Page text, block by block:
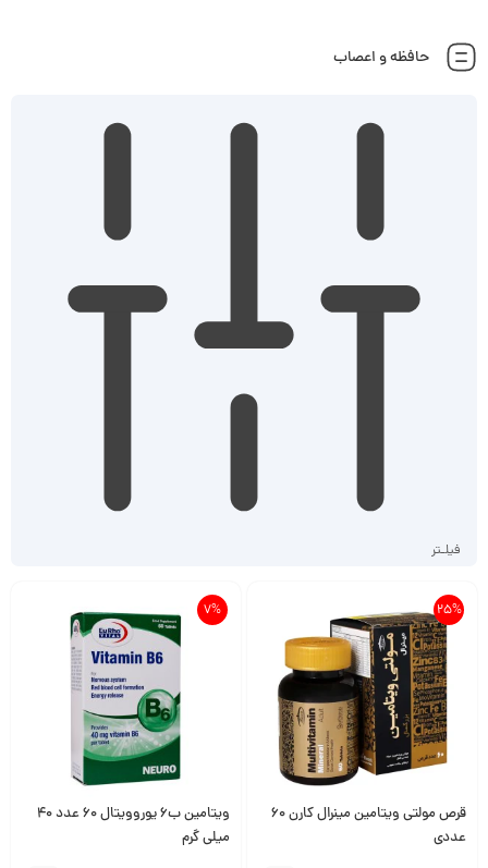
حافظه و اعصاب
فیلـتر
25%
قرص مولتی ویتامین مینرال کارن 60
عددی
7%
ویتامین ب6 یوروویتال 60 عدد 40
میلی گرم